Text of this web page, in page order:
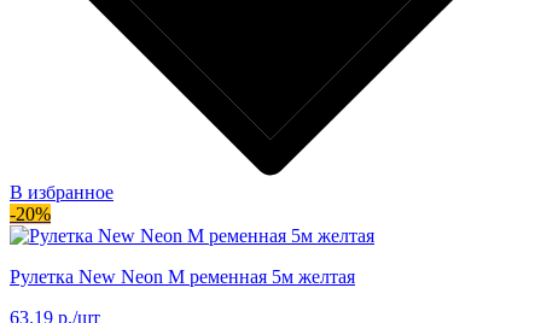
В избранное
-20%
Рулетка New Neon M ременная 5м желтая
63.19 р./шт